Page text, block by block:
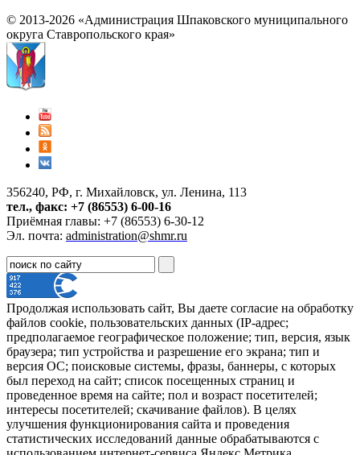
© 2013-2026 «Администрация Шпаковского муниципального
округа Ставропольского края»
356240, РФ, г. Михайловск, ул. Ленина, 113
тел., факс: +7 (86553) 6-00-16
Приёмная главы: +7 (86553) 6-30-12
Эл. почта: administration@shmr.ru
Продолжая использовать сайт, Вы даете согласие на обработку
файлов cookie, пользовательских данных (IP-адрес;
предполагаемое географическое положение; тип, версия, язык
браузера; тип устройства и разрешение его экрана; тип и
версия ОС; поисковые системы, фразы, баннеры, с которых
был переход на сайт; список посещенных страниц и
проведенное время на сайте; пол и возраст посетителей;
интересы посетителей; скачивание файлов). В целях
улучшения функционирования сайта и проведения
статистических исследований данные обрабатываются с